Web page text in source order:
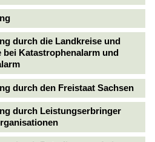
durch die Landkreise und
bei Katastrophenalarm und
durch den Freistaat Sachsen
durch Leistungserbringer